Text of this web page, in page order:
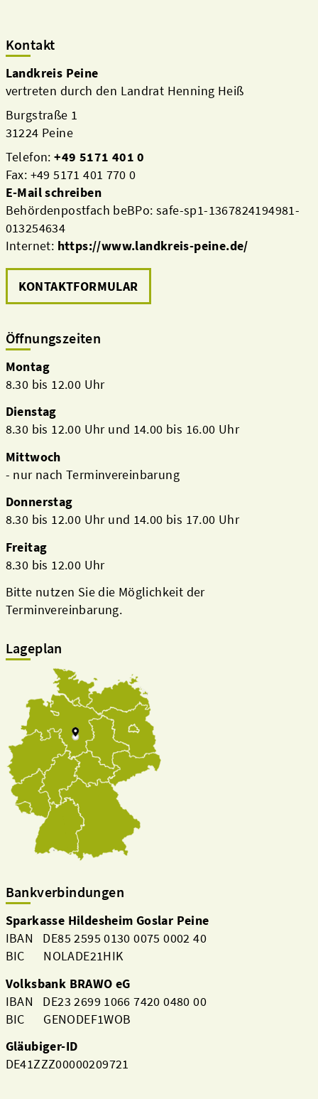
Kontakt
Landkreis Peine
vertreten durch den Landrat Henning Heiß
Burgstraße 1
31224 Peine
Telefon:+49 5171 401 0
Fax: +49 5171 401 770 0
E-Mail schreiben
Behördenpostfach beBPo: safe-sp1-1367824194981-
013254634
Internet: https://www.landkreis-peine.de/
KONTAKTFORMULAR
Öffnungszeiten
Montag
8.30 bis 12.00 Uhr
Dienstag
8.30 bis 12.00 Uhr und 14.00 bis 16.00 Uhr
Mittwoch
- nur nach Terminvereinbarung
Donnerstag
8.30 bis 12.00 Uhr und 14.00 bis 17.00 Uhr
Freitag
8.30 bis 12.00 Uhr
Bitte nutzen Sie die Möglichkeit der
Terminvereinbarung.
Lageplan
Bankverbindungen
Sparkasse Hildesheim Goslar Peine
IBAN DE85 2595 0130 0075 0002 40
BIC NOLADE21HIK
Volksbank BRAWO eG
IBAN DE23 2699 1066 7420 0480 00
BIC GENODEF1WOB
Gläubiger-ID
DE41ZZZ00000209721